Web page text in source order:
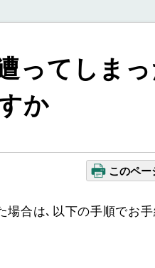
ってしま
か
このペー
合は､以下の手順でお手